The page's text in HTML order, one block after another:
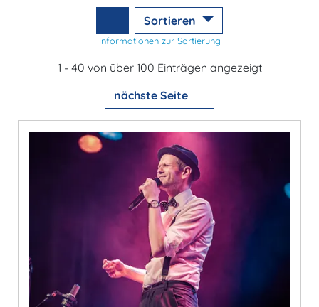
Sortieren
Informationen zur Sortierung
1 - 40 von über 100 Einträgen angezeigt
nächste Seite